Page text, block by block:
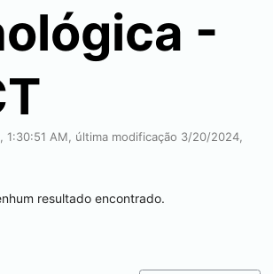
-
1:30:51 AM, última modificação 3/20/2024,
resultado encontrado.